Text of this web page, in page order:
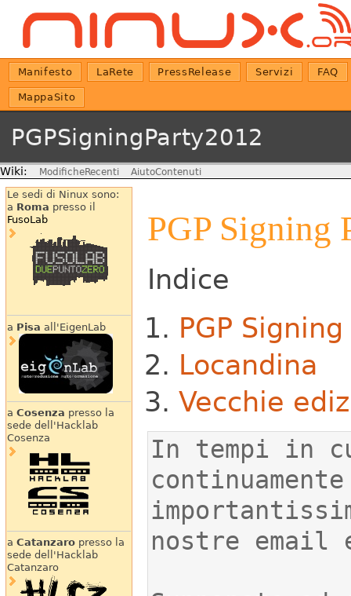
Manifesto LaRete PressRelease Servizi FAQ
MappaSito
PGPSigningParty2012
Wiki: ModificheRecenti AiutoContenuti
Le sedi di Ninux sono:
a Roma presso il
FusoLab
a Pisa all'EigenLab
a Cosenza presso la
sede dell'Hacklab
Cosenza
a Catanzaropresso la
sede dell'Hacklab
Catanzaro
PGP Signing
Indice
PGP
Locandina
Vecchie
In tempi in